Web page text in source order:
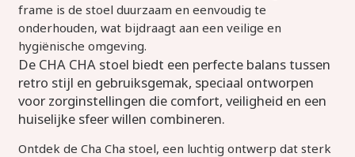
frame is de stoel duurzaam en eenvoudig te
onderhouden, wat bijdraagt aan een veilige en
hygiënische omgeving.
De CHA CHA stoel biedt een perfecte balans tussen
retro stijl en gebruiksgemak, speciaal ontworpen
voor zorginstellingen die comfort, veiligheid en een
huiselijke sfeer willen combineren.
Ontdek de Cha Cha stoel, een luchtig ontwerp dat sterk